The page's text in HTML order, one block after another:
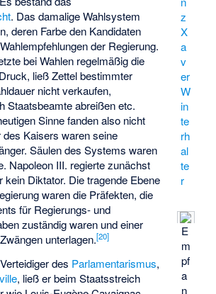
z
X
a
v
er
W
in
te
rh
al
te
r
E
m
pf
a
n
. Das damalige Wahlsystem
deren Farbe den Kandidaten
der Regierung.
bei Wahlen regelmäßig die
ließ Zettel bestimmter
nicht verkaufen,
Staatsbeamte abreißen etc.
Sinne fanden also nicht
Kaisers waren seine
Säulen des Systems waren
Napoleon III. regierte zunächst
kein Diktator. Die tragende Ebene
waren die Präfekten, die
für Regierungs- und
zuständig waren und einer
unterlagen.[20]
des Parlamentarismus,
, ließ er beim Staatsstreich